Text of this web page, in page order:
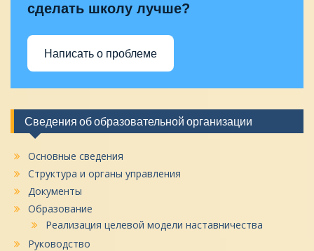
сделать школу лучше?
Написать о проблеме
Сведения об образовательной организации
Основные сведения
Структура и органы управления
Документы
Образование
Реализация целевой модели наставничества
Руководство